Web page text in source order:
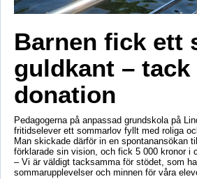
Barnen fick ett
guldkant –
donation
Pedagogerna på anpassad grundskola på
fritidselever ett sommarlov fyllt med roliga
Man skickade därför in en spontanansökan
förklarade sin vision, och fick 5 000 kronor i
– Vi är väldigt tacksamma för stödet, som
sommarupplevelser och minnen för våra